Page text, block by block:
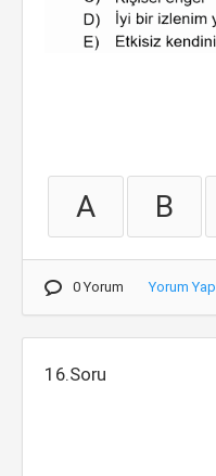
A B
0 Yorum Yorum Yap
16.Soru